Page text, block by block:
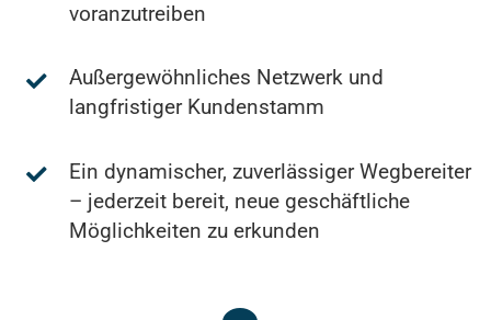
voranzutreiben
Außergewöhnliches Netzwerk und
langfristiger Kundenstamm
Ein dynamischer, zuverlässiger Wegbereiter
– jederzeit bereit, neue geschäftliche
Möglichkeiten zu erkunden